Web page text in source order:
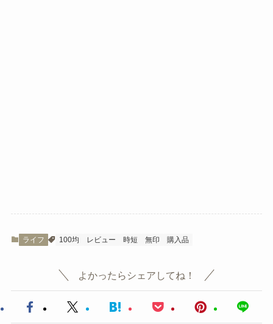
ライフ 100均 レビュー 時短 無印 購入品
よかったらシェアしてね！